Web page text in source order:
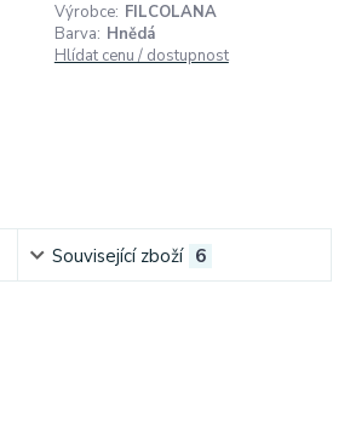
Výrobce: FILCOLANA
Barva: Hnědá
Hlídat cenu / dostupnost
Související zboží 6